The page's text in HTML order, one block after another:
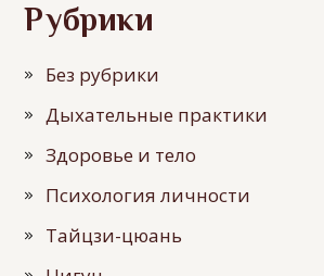
Рубрики
Без рубрики
Дыхательные практики
Здоровье и тело
Психология личности
Тайцзи-цюань